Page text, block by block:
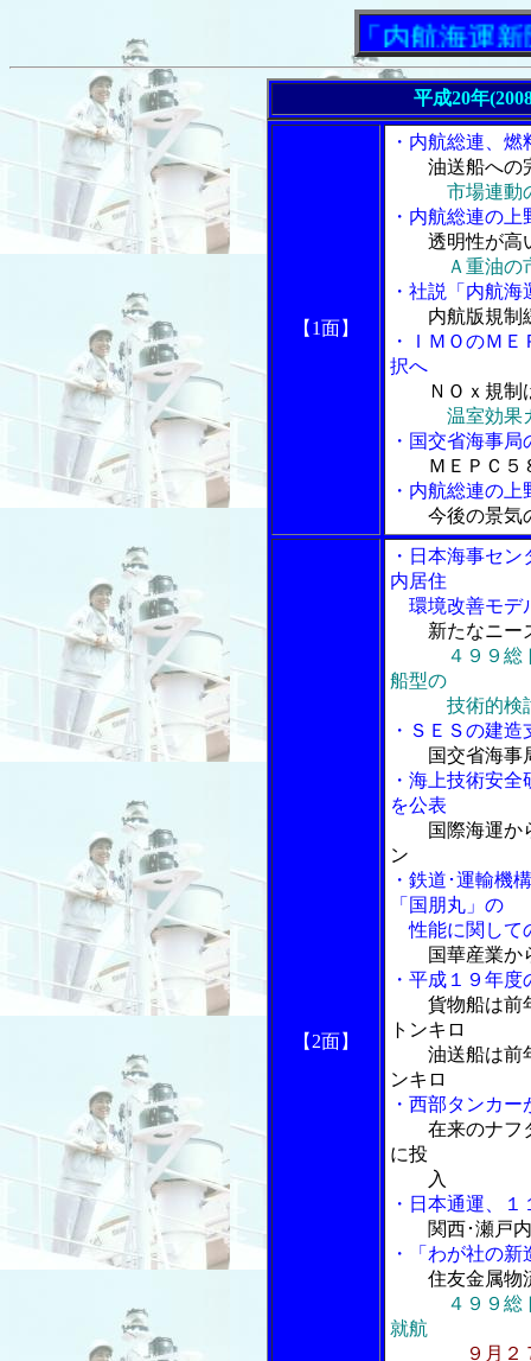
「内航海運新聞」
平成20年
【1面】
・内航総連、
油送船への
市場連動
・内航総連の上
透明性が高
Ａ重油の
・社説「内航
内航版規制
・ＩＭＯのＭ
択へ
ＮＯｘ規
温室効果
・国交省海事
ＭＥＰＣ５
・内航総連の
今後の景気
【2面】
・日本海事セ
内居住
環境改善モデ
新たなニー
４９９総
船型の
技術的検討
・ＳＥＳの建
国交省海
・海上技術安
を公表
国際海運か
ン
・鉄道･運輸機
「国朋丸」の
性能に関して
国華産業か
・平成１９年
貨物船は前
トンキロ
油送船は前年
ンキロ
・西部タンカ
在来のナフ
に投
入
・日本通運、
関西･瀬戸
・「わが社の新
住友金属物
４９９総
就航
９月２